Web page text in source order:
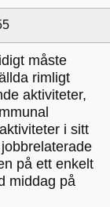
måste
rimligt
aktiviteter,
i sitt
på ett enkelt
middag på